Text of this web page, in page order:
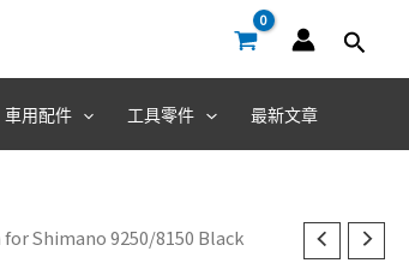
車用配件 工具零件 最新文章
Shimano 9250/8150 Black